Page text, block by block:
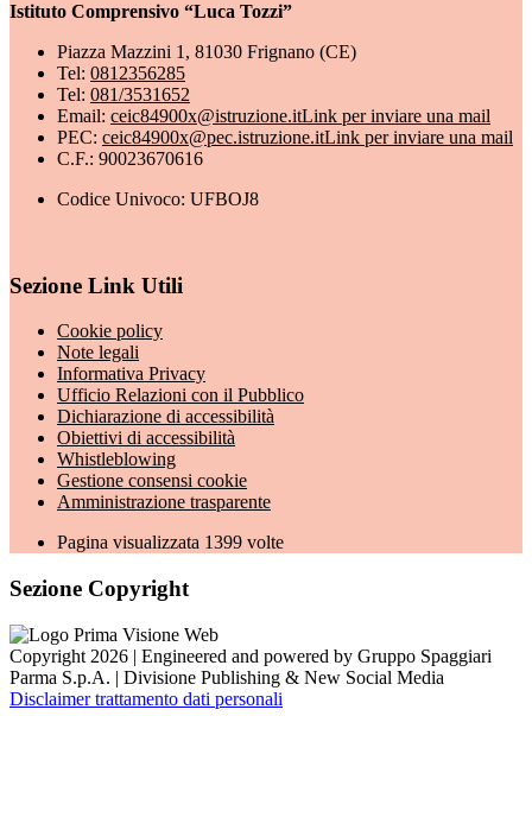
Istituto Comprensivo “Luca Tozzi”
Piazza Mazzini 1, 81030 Frignano (CE)
Tel: 0812356285
Tel: 081/3531652
Email: ceic84900x@istruzione.itLink per inviare una mail
PEC: ceic84900x@pec.istruzione.itLink per inviare una mail
C.F.: 90023670616
Codice Univoco: UFBOJ8
Sezione Link Utili
Cookie policy
Note legali
Informativa Privacy
Ufficio Relazioni con il Pubblico
Dichiarazione di accessibilità
Obiettivi di accessibilità
Whistleblowing
Gestione consensi cookie
Amministrazione trasparente
Pagina visualizzata 1399 volte
Sezione Copyright
Copyright 2026 | Engineered and powered by Gruppo Spaggiari
Parma S.p.A. | Divisione Publishing & New Social Media
Disclaimer trattamento dati personali